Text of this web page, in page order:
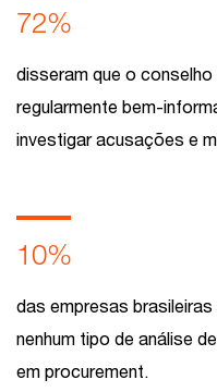
72%
disseram que o
regularmente bem-
investigar acusações e
10%
das empresas
nenhum tipo de análise
em procurement.